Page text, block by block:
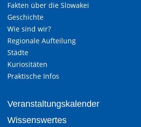
Fakten über die Slowakei
Geschichte
Wie sind wir?
Regionale Aufteilung
Städte
Kuriositäten
Praktische Infos
Veranstaltungskalender
Wissenswertes